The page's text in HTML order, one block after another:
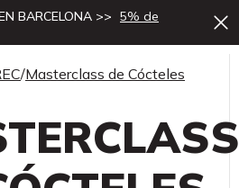
BARCELONA >> 5% de
/Masterclass de Cócteles